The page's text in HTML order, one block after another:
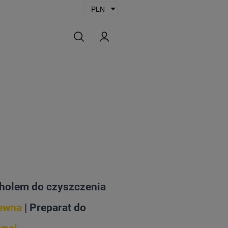
do czyszczenia
| Preparat do